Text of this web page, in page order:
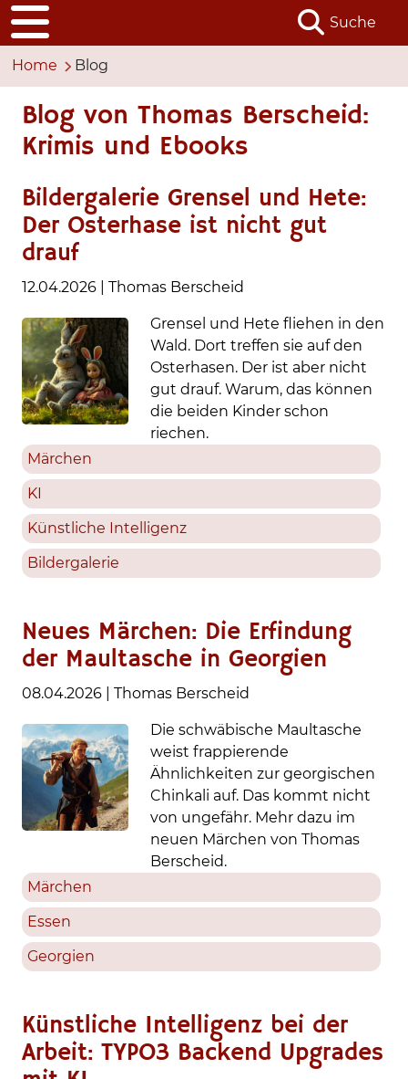
Suche
Home Blog
Blog von Thomas Berscheid:
Krimis und Ebooks
Bildergalerie Grensel und Hete:
Der Osterhase ist nicht gut
drauf
12.04.2026 Thomas Berscheid
Grensel und Hete fliehen in den
Wald. Dort treffen sie auf den
Osterhasen. Der ist aber nicht
gut drauf. Warum, das können
die beiden Kinder schon
riechen.
Märchen
KI
Künstliche Intelligenz
Bildergalerie
Neues Märchen: Die Erfindung
der Maultasche in Georgien
08.04.2026 Thomas Berscheid
Die schwäbische Maultasche
weist frappierende
Ähnlichkeiten zur georgischen
Chinkali auf. Das kommt nicht
von ungefähr. Mehr dazu im
neuen Märchen von Thomas
Berscheid.
Märchen
Essen
Georgien
Künstliche Intelligenz bei der
Arbeit: TYPO3 Backend Upgrades